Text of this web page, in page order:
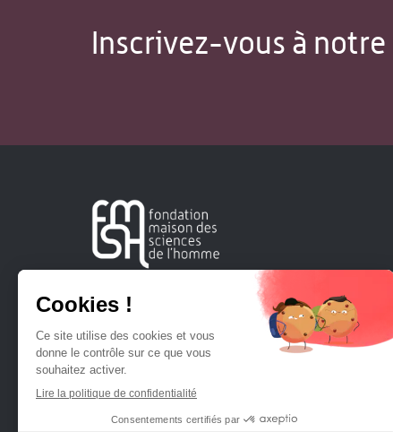
Inscrivez-vous à
Créée en 1963, la Fondation Maison Sciences de
soutient la recherche et la diffusion des connaissances